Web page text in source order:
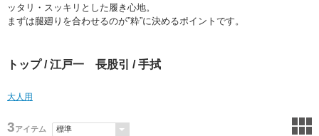
ッタリ・スッキリとした履き心地。
まずは腿廻りを合わせるのが”粋”に決めるポイントです。
トップ/江戸一 長股引 / 手拭
大人用
3アイテム